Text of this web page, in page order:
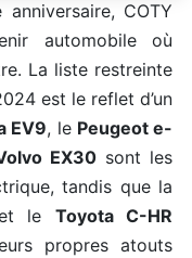
COTY
automobile où
La liste restreinte
est le reflet d’un
EV9, le Peugeot e-
EX30 sont les
tandis que la
le Toyota C-HR
propres atouts